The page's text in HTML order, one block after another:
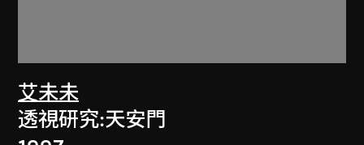
艾未未
透視研究:天安門